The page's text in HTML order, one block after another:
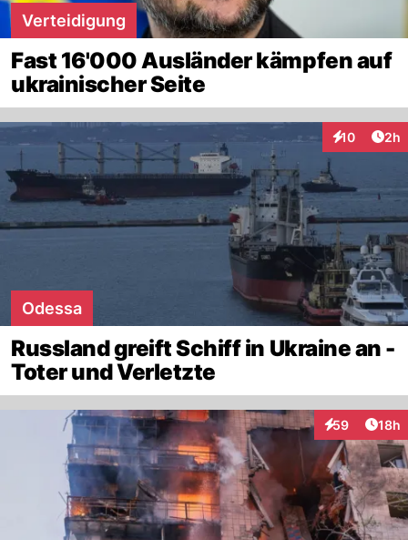
Verteidigung
Fast 16'000 Ausländer kämpfen auf
ukrainischer Seite
10
Interaktionen
2h
Odessa
Russland greift Schiff in Ukraine an -
Toter und Verletzte
59
Interaktionen
18h